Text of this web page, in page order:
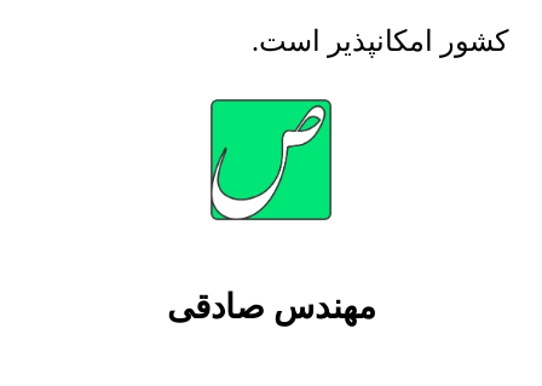
کشور امکانپذیر است.
مهندس صادقی